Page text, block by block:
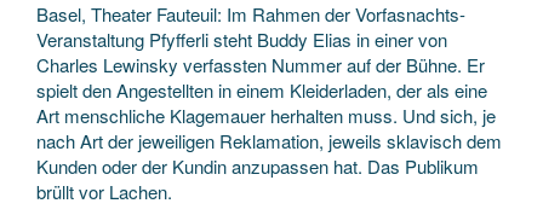
Basel, Theater Fauteuil: Im Rahmen der Vorfasnachts-
Veranstaltung Pfyfferli steht Buddy Elias in einer von
Charles Lewinsky verfassten Nummer auf der Bühne. Er
spielt den Angestellten in einem Kleiderladen, der als eine
Art menschliche Klagemauer herhalten muss. Und sich, je
nach Art der jeweiligen Reklamation, jeweils sklavisch dem
Kunden oder der Kundin anzupassen hat. Das Publikum
brüllt vor Lachen.